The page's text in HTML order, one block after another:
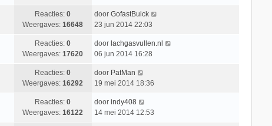
Reacties:0
Weergaves:16648
door GofastBuick
23 jun 2014 22:03
Reacties:0
Weergaves:17620
door lachgasvullen.nl
06 jun 2014 16:28
Reacties:0
Weergaves:16292
door PatMan
19 mei 2014 18:36
Reacties:0
Weergaves:16122
door indy408
14 mei 2014 12:53